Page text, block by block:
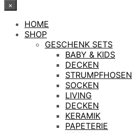
×
HOME
SHOP
GESCHENK SETS
BABY & KIDS
DECKEN
STRUMPFHOSEN
SOCKEN
LIVING
DECKEN
KERAMIK
PAPETERIE